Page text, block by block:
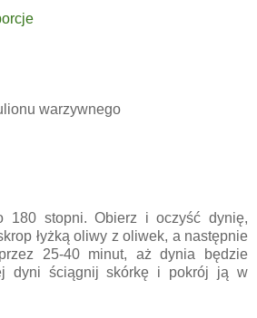
warzywnego
180 stopni. Obierz i oczyść dynię,
łyżką oliwy z oliwek, a następnie
25-40 minut, aż dynia będzie
dyni ściągnij skórkę i pokrój ją w